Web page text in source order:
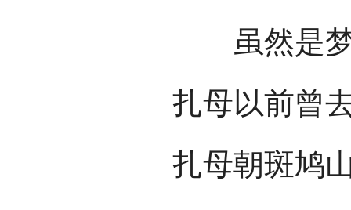
虽然是梦
扎母以前曾
扎母朝斑鸠